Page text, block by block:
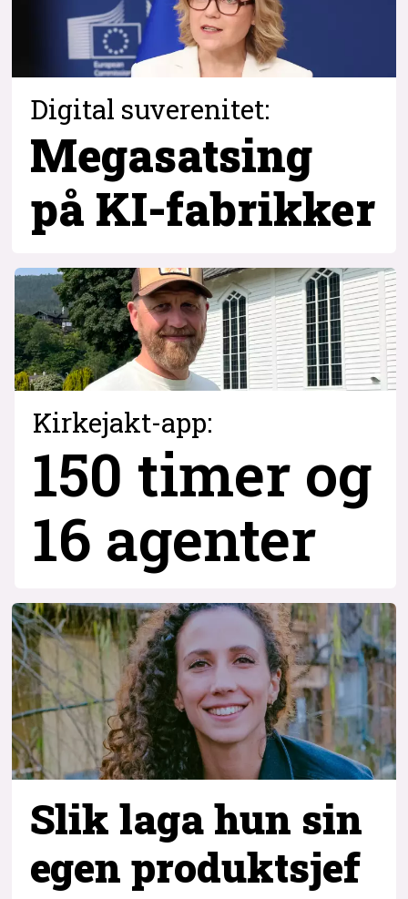
Digital suverenitet:
Megasatsing
på KI-fabrikker
Kirkejakt-app:
150 timer og
16 agenter
Slik laga hun sin
egen produktsjef